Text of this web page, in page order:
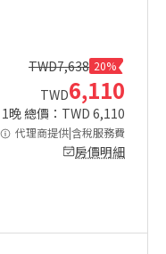
TWD7,638 20%
TWD6,110
1晚 總價：TWD 6,110
代理商提供|含稅服務費
房價明細